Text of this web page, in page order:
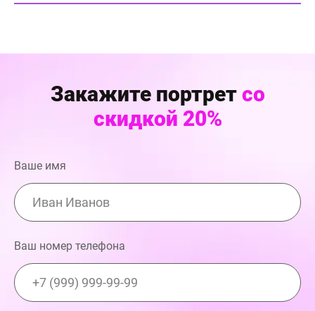
Закажите портрет со
скидкой 20%
Ваше имя
Ваш номер телефона